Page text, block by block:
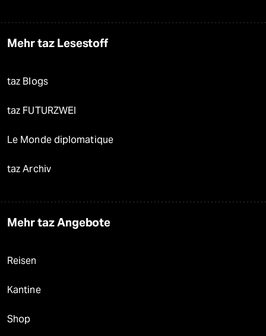
Mehr taz Lesestoff
taz Blogs
taz FUTURZWEI
Le Monde diplomatique
taz Archiv
Mehr taz Angebote
Reisen
Kantine
Shop